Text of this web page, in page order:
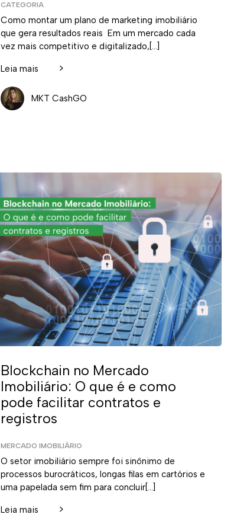
CATEGORIA
Como montar um plano de marketing imobiliário
que gera resultados reais Em um mercado cada
vez mais competitivo e digitalizado,[…]
Leia mais >
MKT CashGO
Blockchain no Mercado
Imobiliário: O que é e como
pode facilitar contratos e
registros
MERCADO IMOBILIÁRIO
O setor imobiliário sempre foi sinônimo de
processos burocráticos, longas filas em cartórios e
uma papelada sem fim para concluir[…]
Leia mais >